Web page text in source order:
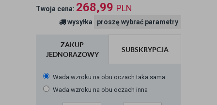
Twoja cena: 268,99 PLN
wysyłka proszę wybrać parametry
ZAKUP
JEDNORAZOWY
SUBSKRYPCJA
Wada wzroku na obu oczach taka sama
Wada wzroku na obu oczach inna